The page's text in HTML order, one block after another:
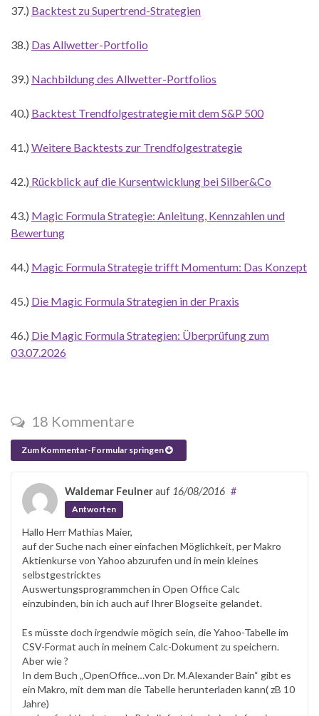
37.) Backtest zu Supertrend-Strategien
38.) Das Allwetter-Portfolio
39.) Nachbildung des Allwetter-Portfolios
40.) Backtest Trendfolgestrategie mit dem S&P 500
41.) Weitere Backtests zur Trendfolgestrategie
42.) Rückblick auf die Kursentwicklung bei Silber&Co
43.) Magic Formula Strategie: Anleitung, Kennzahlen und
Bewertung
44.) Magic Formula Strategie trifft Momentum: Das Konzept
45.) Die Magic Formula Strategien in der Praxis
46.) Die Magic Formula Strategien: Überprüfung zum
03.07.2026
18 Kommentare
Zum Kommentar-Formular springen
Waldemar Feulnerauf 16/08/2016 #
Antworten
Hallo Herr Mathias Maier,
auf der Suche nach einer einfachen Möglichkeit, per Makro
Aktienkurse von Yahoo abzurufen und in mein kleines
selbstgestricktes
Auswertungsprogrammchen in Open Office Calc
einzubinden, bin ich auch auf Ihrer Blogseite gelandet.
Es müsste doch irgendwie mögich sein, die Yahoo-Tabelle im
CSV-Format auch in meinem Calc-Dokument zu speichern.
Aber wie ?
In dem Buch „OpenOffice…von Dr. M.Alexander Bain“ gibt es
ein Makro, mit dem man die Tabelle herunterladen kann( zB 10
Jahre)